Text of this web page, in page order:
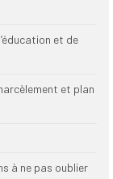
et de
et plan
à ne pas oublier